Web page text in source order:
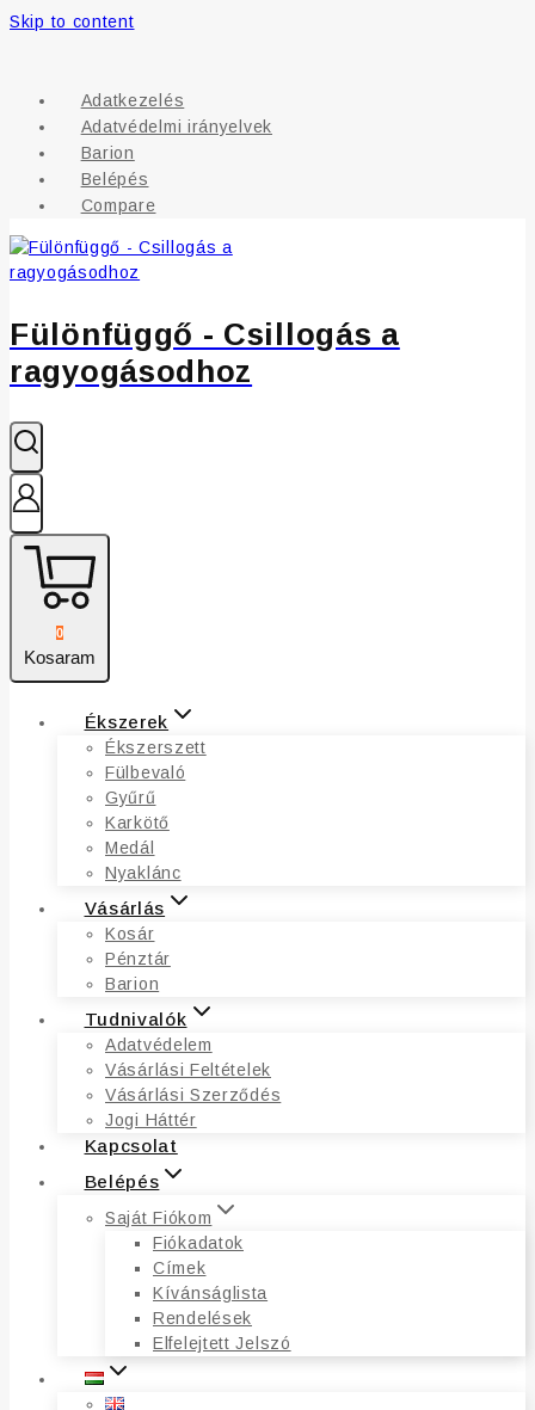
Skip to content
Adatkezelés
Adatvédelmi irányelvek
Barion
Belépés
Compare
Fülönfüggő - Csillogás a
ragyogásodhoz
0
Kosaram
Ékszerek
Ékszerszett
Fülbevaló
Gyűrű
Karkötő
Medál
Nyaklánc
Vásárlás
Kosár
Pénztár
Barion
Tudnivalók
Adatvédelem
Vásárlási Feltételek
Vásárlási Szerződés
Jogi Háttér
Kapcsolat
Belépés
Saját Fiókom
Fiókadatok
Címek
Kívánságlista
Rendelések
Elfelejtett Jelszó